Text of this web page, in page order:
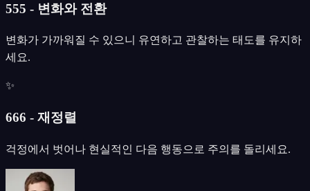
555 - 변화와 전환
변화가 가까워질 수 있으니 유연하고 관찰하는 태도를 유지하
세요.
✨
666 - 재정렬
걱정에서 벗어나 현실적인 다음 행동으로 주의를 돌리세요.